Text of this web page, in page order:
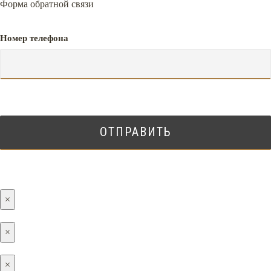
Форма обратной связи
Номер телефона
×
×
×